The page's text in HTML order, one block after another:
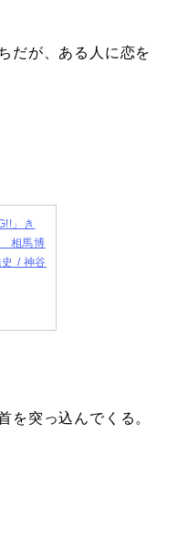
だが、ある人に恋を
」き
相馬博
/ 神谷
を突っ込んでくる。